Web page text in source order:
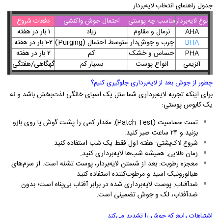
جدول راهنمای انتخاب لایه‌بردار
نوع لایه‌بردارمناسب چه پوستی احتمال جوش واکنشی
دفعات شروع
AHA
نرمال و مقاوم زیاد ۱بار در هفته
BHA چرب و جوش‌دارمتوسط احتمال (Purging) ۱-۲بار در هفته
PHA حساس و خشک کم ۲بار در هفته
آنزیمی انواع پوست بسیار کم گهگاهی/هفتگی
چطور از جوش بعد از لایه‌برداری جلوگیری کنیم؟
برای اینکه تجربه لایه‌برداری شما مثل یک اسپای خانگی لذت‌بخش باشد و نه
یک کابوس پوستی:
تست حساسیت (Patch Test
): مقدار کمی را پشت گوش یا روی بازو
بزنید و ۲۴ ساعت صبر کنید.
شروع لاک‌پشتی: هفته اول فقط یک شب استفاده کنید.
زمان طلایی: همیشه شب‌ها لایه‌برداری کنید.
معجزه رطوبت: بعد از شستن لایه‌بردار، پوست تشنه است. از سرم‌های
هیالورونیک اسید و مرطوب‌کننده استفاده کنید.
ضدآفتاب: پوست لایه‌برداری شده در برابر آفتاب بی‌پناه است؛ بدون
ضدآفتاب، لک و جوش تضمینی است.